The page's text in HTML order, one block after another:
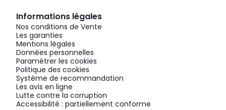
Informations légales
Nos conditions de Vente
Les garanties
Mentions légales
Données personnelles
Paramétrer les cookies
Politique des cookies
Système de recommandation
Les avis en ligne
Lutte contre la corruption
Accessibilité : partiellement conforme